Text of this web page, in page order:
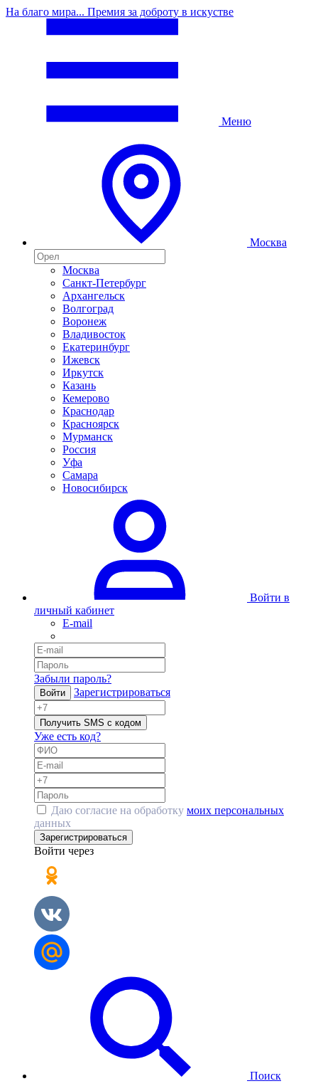
На благо мира... Премия за доброту в искустве
Меню
Москва
Москва
Санкт-Петербург
Архангельск
Волгоград
Воронеж
Владивосток
Екатеринбург
Ижевск
Иркутск
Казань
Кемерово
Краснодар
Красноярск
Мурманск
Россия
Уфа
Самара
Новосибирск
Войти в
личный кабинет
E-mail
Забыли пароль?
Войти Зарегистрироваться
Получить SMS с кодом
Уже есть код?
Даю согласие на обработку моих персональных
данных
Зарегистрироваться
Войти через
Поиск